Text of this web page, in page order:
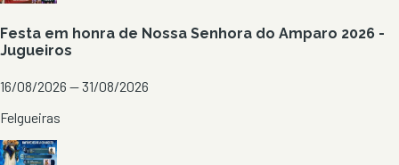
Festa em honra de Nossa Senhora do Amparo 2026 -
Jugueiros
16/08/2026 — 31/08/2026
Felgueiras